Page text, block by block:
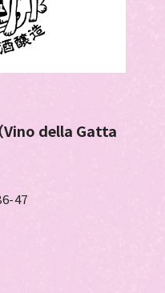
Vino della Gatta
47